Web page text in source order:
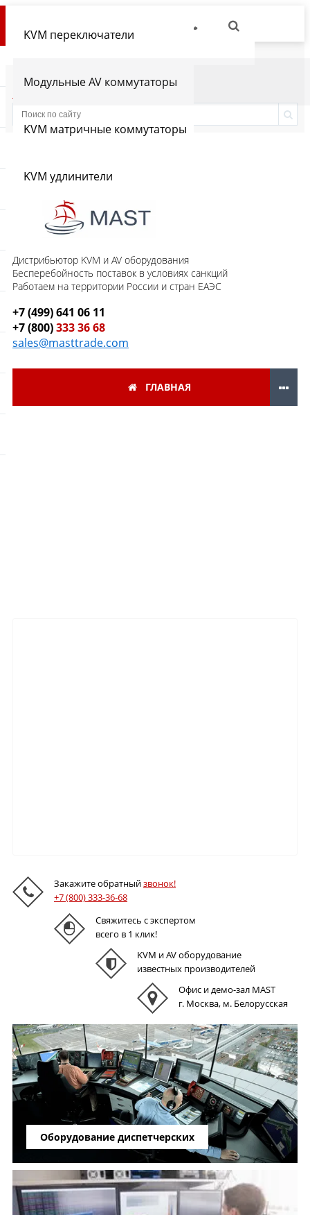
Производители Статьи
Дистрибьютор KVM и AV оборудования
Бесперебойность поставок в условиях санкций
Работаем на территории России и стран ЕАЭС
+7 (499) 641 06 11
+7 (800)333 36 68
sales@masttrade.com
ГЛАВНАЯ
KVM переключатели
Модульные AV коммутаторы
KVM матричные коммутаторы
KVM удлинители
Закажите обратныйзвонок!
+7 (800) 333-36-68
Свяжитесь с экспертом
всего в 1 клик!
KVM и AV оборудование
известных производителей
Офис и демо-зал MAST
г. Москва, м. Белорусская
Оборудование диспетчерских